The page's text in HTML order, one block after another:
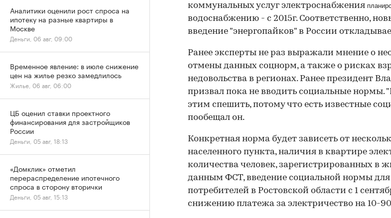
коммунальных услуг электроснабжения
водоснабжению - с 2015г. Соответственно,
введение "энергопайков" в России
Ранее эксперты не раз выражали мнение о
отмены данных соцнорм, а также о рисках
недовольства в регионах. Ранее президент
призвал пока не вводить социальные нормы.
этим спешить, потому что есть известные
пообещал он.
Конкретная норма будет зависеть от
населенного пункта, наличия в квартире
количества человек, зарегистрированных в
данным ФСТ, введение социальной нормы
потребителей в Ростовской области с 1
снижению платежа за электричество на 10-
Аналитики оценили рост спроса на
ипотеку на разные квартиры в
Москве
Деньги, 06 авг, 09:00
Временное явление: в июле снижение
цен на жилье резко замедлилось
Жилье, 06 авг, 06:00
ЦБ оценил ставки проектного
финансирования для застройщиков
России
Деньги, 05 авг, 18:13
«Домклик» отметил
перераспределение ипотечного
спроса в сторону вторички
Деньги, 05 авг, 15:13